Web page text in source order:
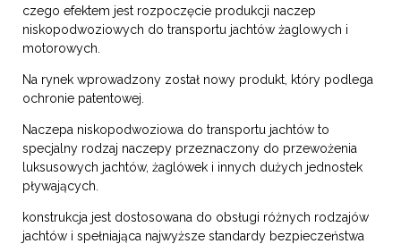
czego efektem jest rozpoczęcie produkcji naczep
niskopodwoziowych do transportu jachtów żaglowych i
motorowych.
Na rynek wprowadzony został nowy produkt, który podlega
ochronie patentowej.
Naczepa niskopodwoziowa do transportu jachtów to
specjalny rodzaj naczepy przeznaczony do przewożenia
luksusowych jachtów, żaglówek i innych dużych jednostek
pływających.
konstrukcja jest dostosowana do obsługi różnych rodzajów
jachtów i spełniająca najwyższe standardy bezpieczeństwa